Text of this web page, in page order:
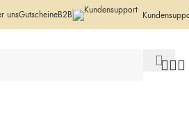
unsGutscheineB2B